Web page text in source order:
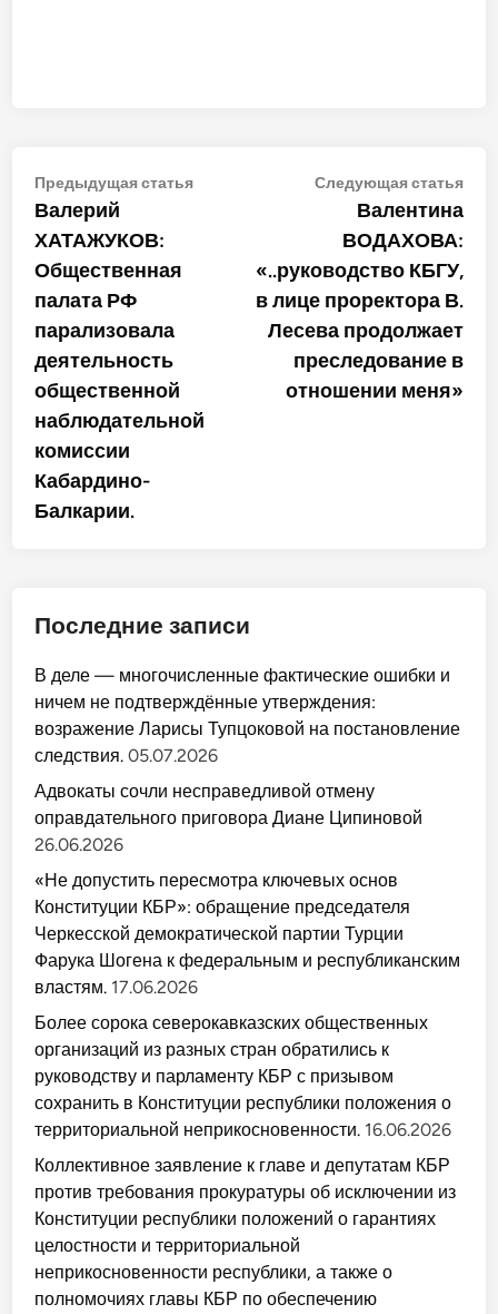
Навигация
по
записям
Предыдущая статьяПредыдущая
Валерий
ХАТАЖУКОВ:
Общественная
палата РФ
парализовала
деятельность
общественной
наблюдательной
комиссии
Кабардино-
Балкарии.
Следующая статья
Валентина
ВОДАХОВА:
«..руководство КБГУ,
в лице проректора В.
Лесева продолжает
преследование в
отношении меня»
Последние записи
В деле — многочисленные фактические ошибки и
ничем не подтверждённые утверждения:
возражение Ларисы Тупцоковой на постановление
следствия. 05.07.2026
Адвокаты сочли несправедливой отмену
оправдательного приговора Диане Ципиновой
26.06.2026
«Не допустить пересмотра ключевых основ
Конституции КБР»: обращение председателя
Черкесской демократической партии Турции
Фарука Шогена к федеральным и республиканским
властям. 17.06.2026
Более сорока северокавказских общественных
организаций из разных стран обратились к
руководству и парламенту КБР с призывом
сохранить в Конституции республики положения о
территориальной неприкосновенности. 16.06.2026
Коллективное заявление к главе и депутатам КБР
против требования прокуратуры об исключении из
Конституции республики положений о гарантиях
целостности и территориальной
неприкосновенности республики, а также о
полномочиях главы КБР по обеспечению